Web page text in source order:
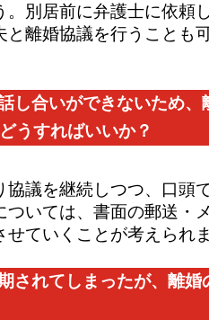
別居前に弁護士に依頼
離婚協議を行うことも
し合いができないため、
うすればいいか？
議を継続しつつ、口頭
いては、書面の郵送・
ていくことが考えられま
されてしまったが、離婚